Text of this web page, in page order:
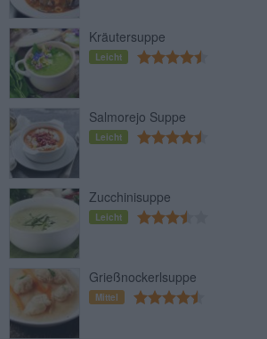
Kräutersuppe
Leicht
Salmorejo Suppe
Leicht
Zucchinisuppe
Leicht
Grießnockerlsuppe
Mittel